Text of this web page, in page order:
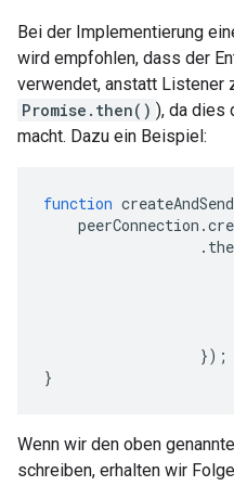
Bei der Implementierung
wird empfohlen, dass der
verwendet, anstatt Listener
Promise.then() ), da dies
macht. Dazu ein Beispiel:
function
peerConnection .
.
});
}
Wenn wir den oben
schreiben, erhalten wir